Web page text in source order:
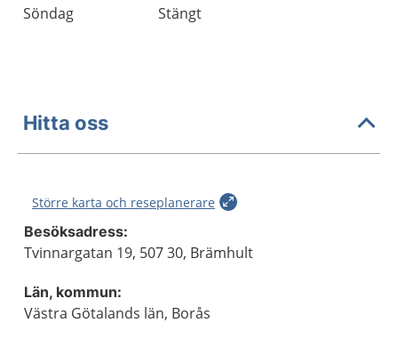
Söndag
Stängt
Hitta oss
Större karta och reseplanerare
Besöksadress:
Tvinnargatan 19, 507 30, Brämhult
Län, kommun:
Västra Götalands län, Borås